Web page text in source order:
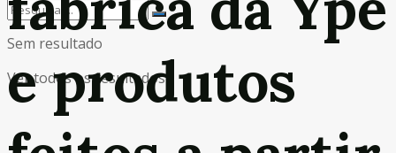
Sem resultado
Ver todos os resultados
e produtos